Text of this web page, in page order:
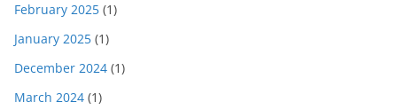
February 2025 (1)
January 2025 (1)
December 2024 (1)
March 2024 (1)